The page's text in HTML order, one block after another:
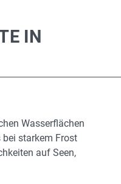
IN
Wasserflächen
bei starkem Frost
auf Seen,